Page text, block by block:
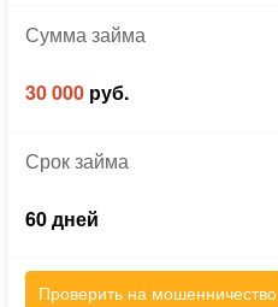
Суммазайма
30 000 руб.
Срокзайма
60 дней
Проверить на мошенничество